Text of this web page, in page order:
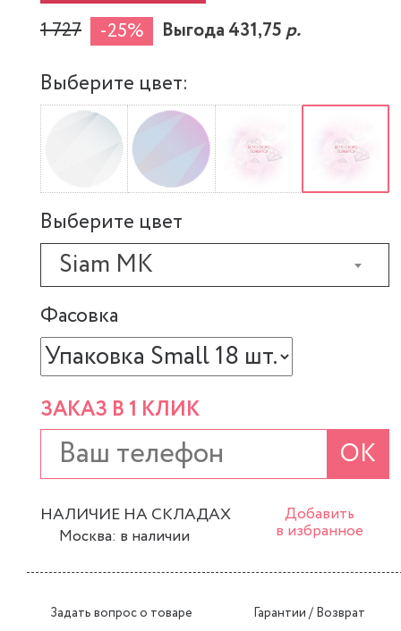
1 727 -25% Выгода 431,75р.
Выберите цвет:
Выберите цвет
Siam MK
Фасовка
ЗАКАЗ В 1 КЛИК
ОК
НАЛИЧИЕ НА СКЛАДАХ
Москва: в наличии
Добавить
в избранное
Задать вопрос о товаре Гарантии / Возврат